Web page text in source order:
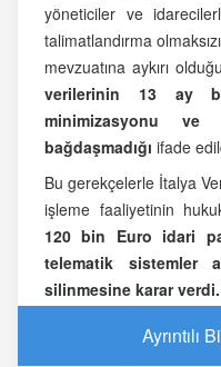
yöneticiler ve
talimatlandırma
mevzuatına aykırı
verilerinin 13 ay
minimizasyonu ve
bağdaşmadığı ifade
Bu gerekçelerle İtalya
işleme faaliyetinin
120 bin Euro idari
telematik sistemler
silinmesine karar verdi.
Ayrıntılı